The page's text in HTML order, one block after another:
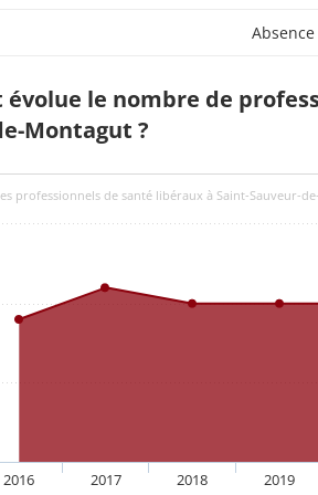
évolue le nombre de
Montagut ?
professionnels de santé libéraux à Saint-Sauveur-
2016 2017 2018 2019